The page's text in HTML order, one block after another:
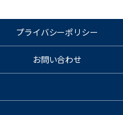
プライバシーポリシー
お問い合わせ